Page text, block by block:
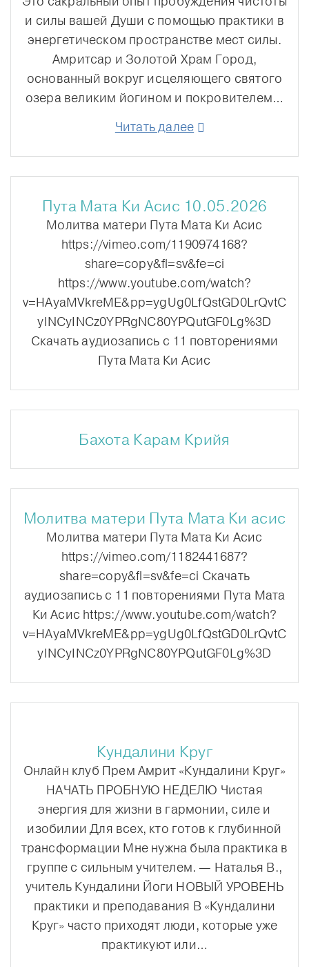
и силы вашей Души с помощью практики в
энергетическом пространстве мест силы.
Амритсар и Золотой Храм Город,
основанный вокруг исцеляющего святого
озера великим йогином и покровителем…
Читать далее
Пута Мата Ки Асис 10.05.2026
Молитва матери Пута Мата Ки Асис
https://vimeo.com/1190974168?
share=copy&fl=sv&fe=ci
https://www.youtube.com/watch?
v=HAyaMVkreME&pp=ygUg0LfQstGD0LrQvtC
yINCyINCz0YPRgNC80YPQutGF0Lg%3D
Скачать аудиозапись с 11 повторениями
Пута Мата Ки Асис
Бахота Карам Крийя
Молитва матери Пута Мата Ки асис
Молитва матери Пута Мата Ки Асис
https://vimeo.com/1182441687?
share=copy&fl=sv&fe=ci Скачать
аудиозапись с 11 повторениями Пута Мата
Ки Асис https://www.youtube.com/watch?
v=HAyaMVkreME&pp=ygUg0LfQstGD0LrQvtC
yINCyINCz0YPRgNC80YPQutGF0Lg%3D
Кундалини Круг
Онлайн клуб Прем Амрит «Кундалини Круг»
НАЧАТЬ ПРОБНУЮ НЕДЕЛЮ Чистая
энергия для жизни в гармонии, силе и
изобилии Для всех, кто готов к глубинной
трансформации Мне нужна была практика в
группе с сильным учителем. — Наталья В.,
учитель Кундалини Йоги НОВЫЙ УРОВЕНЬ
практики и преподавания В «Кундалини
Круг» часто приходят люди, которые уже
практикуют или…